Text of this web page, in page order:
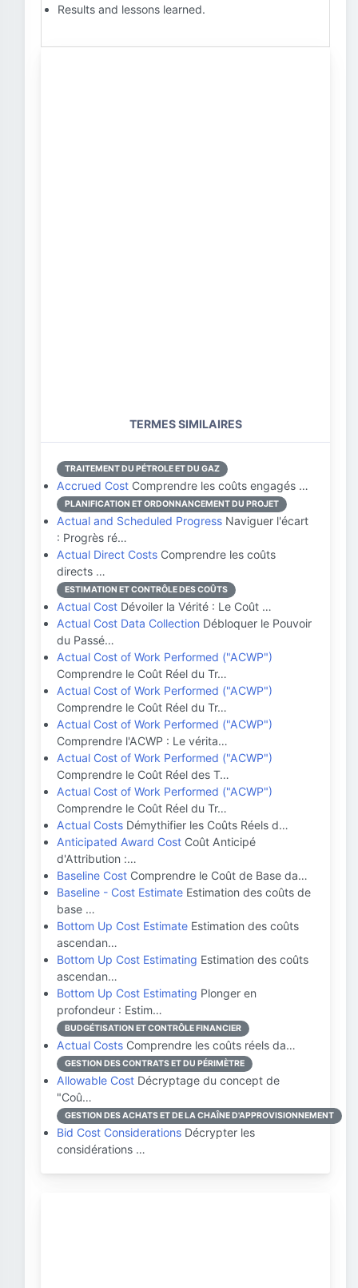
Results and lessons learned.
TERMES SIMILAIRES
TRAITEMENT DU PÉTROLE ET DU GAZ
Accrued Cost Comprendre les coûts engagés …
PLANIFICATION ET ORDONNANCEMENT DU PROJET
Actual and Scheduled Progress Naviguer l'écart
: Progrès ré…
Actual Direct Costs Comprendre les coûts
directs …
ESTIMATION ET CONTRÔLE DES COÛTS
Actual Cost Dévoiler la Vérité : Le Coût …
Actual Cost Data Collection Débloquer le Pouvoir
du Passé…
Actual Cost of Work Performed ("ACWP")
Comprendre le Coût Réel du Tr…
Actual Cost of Work Performed ("ACWP")
Comprendre le Coût Réel du Tr…
Actual Cost of Work Performed ("ACWP")
Comprendre l'ACWP : Le vérita…
Actual Cost of Work Performed ("ACWP")
Comprendre le Coût Réel des T…
Actual Cost of Work Performed ("ACWP")
Comprendre le Coût Réel du Tr…
Actual Costs Démythifier les Coûts Réels d…
Anticipated Award Cost Coût Anticipé
d'Attribution :…
Baseline Cost Comprendre le Coût de Base da…
Baseline - Cost Estimate Estimation des coûts de
base …
Bottom Up Cost Estimate Estimation des coûts
ascendan…
Bottom Up Cost Estimating Estimation des coûts
ascendan…
Bottom Up Cost Estimating Plonger en
profondeur : Estim…
BUDGÉTISATION ET CONTRÔLE FINANCIER
Actual Costs Comprendre les coûts réels da…
GESTION DES CONTRATS ET DU PÉRIMÈTRE
Allowable Cost Décryptage du concept de
"Coû…
GESTION DES ACHATS ET DE LA CHAÎNE D'APPROVISIONNEMENT
Bid Cost Considerations Décrypter les
considérations …